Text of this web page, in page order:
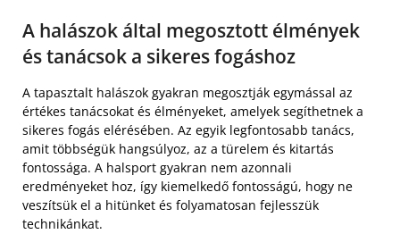
A halászok által megosztott élmények
és tanácsok a sikeres fogáshoz
A tapasztalt halászok gyakran megosztják egymással az
értékes tanácsokat és élményeket, amelyek segíthetnek a
sikeres fogás elérésében. Az egyik legfontosabb tanács,
amit többségük hangsúlyoz, az a türelem és kitartás
fontossága. A halsport gyakran nem azonnali
eredményeket hoz, így kiemelkedő fontosságú, hogy ne
veszítsük el a hitünket és folyamatosan fejlesszük
technikánkat.